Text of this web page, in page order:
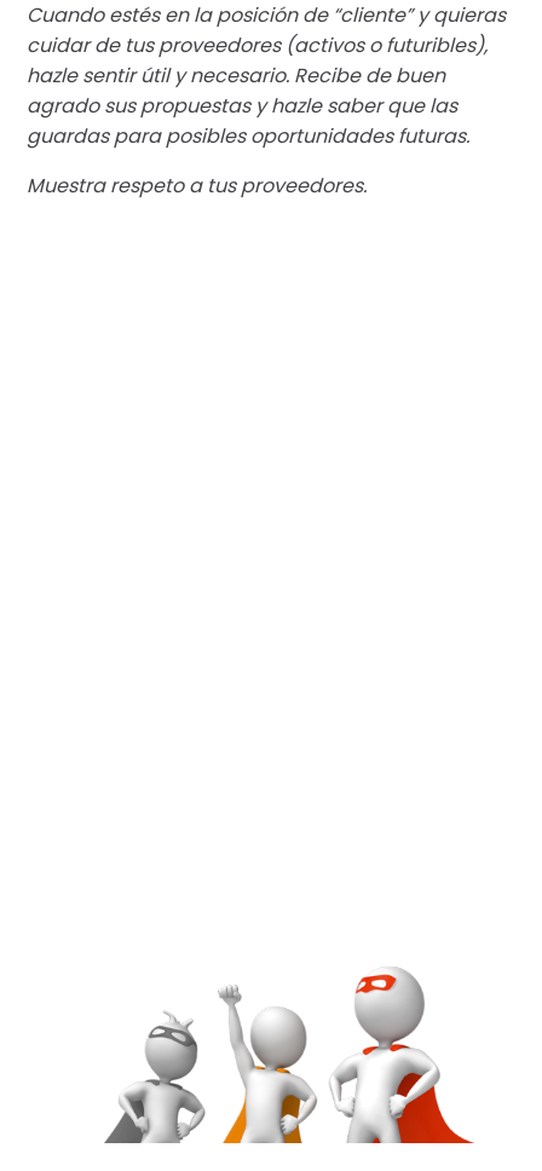
Cuando estés en la posición de “cliente” y quieras
cuidar de tus proveedores (activos o futuribles),
hazle sentir útil y necesario. Recibe de buen
agrado sus propuestas y hazle saber que las
guardas para posibles oportunidades futuras.
Muestra respeto a tus proveedores.